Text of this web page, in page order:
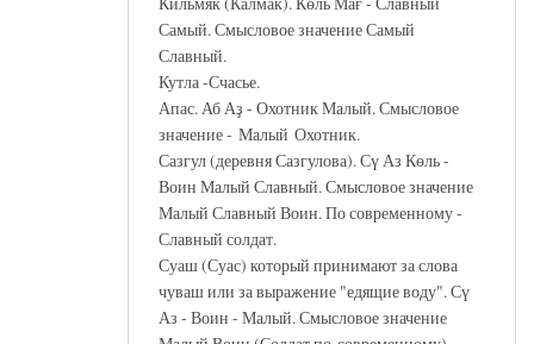
Самый. Смысловое значение Самый
Славный.
Кутла -Счасье.
Апас. Аб Аҙ - Охотник Малый. Смысловое
значение - Малый Охотник.
Сазгул (деревня Сазгулова). Сү Аз Көль -
Воин Малый Славный. Смысловое значение
Малый Славный Воин. По современному -
Славный солдат.
Суаш (Суас) который принимают за слова
чуваш или за выражение "едящие воду". Сү
Аз - Воин - Малый. Смысловое значение